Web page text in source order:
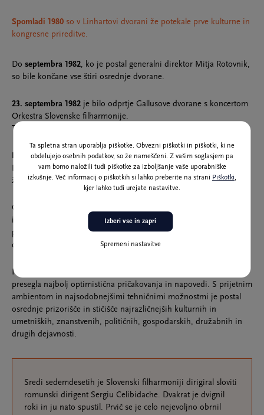
Spomladi 1980 so v Linhartovi dvorani že potekale prve kulturne in
kongresne prireditve.
Do septembra 1982, ko je postal generalni direktor Mitja Rotovnik,
so bile končane vse štiri osrednje dvorane.
23. septembra 1982 je bilo odprtje Gallusove dvorane s koncertom
Orkestra Slovenske filharmonije.
Takrat so prvič zazvenele tudi orgle.
Leta 1984je bil oder Gallusove dvorane predan v uporabo.
Do takrat so koncerti in drugi umetniški dogodki potekali pred
železno zaveso.
Cankarjev dom je tri leta gradilo več tisoč delavcev, tehnikov in
inženirjev ter več kot dvesto podjetij, ki so sodelovala pri
projektantskih, gradbenih, inštalacijskih, obrtniških in drugih
delih.
Naložba v gradnjo in njegova raznovrstna ustvarjalna dejavnost je
presegla najbolj optimistična pričakovanja in napovedi. S prijetnim
ambientom in najsodobnejšimi tehničnimi možnostmi je postal
osrednje prizorišče in stičišče najrazličnejših kulturnih in
umetniških, znanstvenih, političnih, gospodarskih, družabnih in
drugih dejavnosti.
Sredi sedemdesetih je Slovenski filharmoniji dirigiral sloviti
romunski dirigent Sergiu Celibidache. Dvakrat je dvignil
roki in ju nato spustil. Prvič se je celo nejevoljno obrnil
Ta spletna stran uporablja piškotke. Obvezni piškotki in piškotki, ki ne
obdelujejo osebnih podatkov, so že nameščeni. Z vašim soglasjem pa
vam bomo naložili tudi piškotke za izboljšanje vaše uporabniške
izkušnje. Več informacij o piškotkih si lahko preberite na strani Piškotki,
kjer lahko tudi urejate nastavitve.
Spremeni nastavitve
Izberi vse in zapri